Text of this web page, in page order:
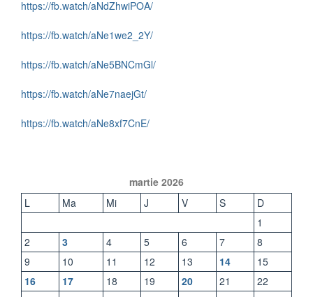
https://fb.watch/aNdZhwiPOA/
https://fb.watch/aNe1we2_2Y/
https://fb.watch/aNe5BNCmGl/
https://fb.watch/aNe7naejGt/
https://fb.watch/aNe8xf7CnE/
martie 2026
L
Ma Mi J V S
D
1
2
3 4 5 6 7
8
9
10 11 12 13 14
15
16
17 18 19 20 21
22